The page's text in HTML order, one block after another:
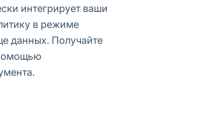
интегрирует ваши
в режиме
данных. Получайте